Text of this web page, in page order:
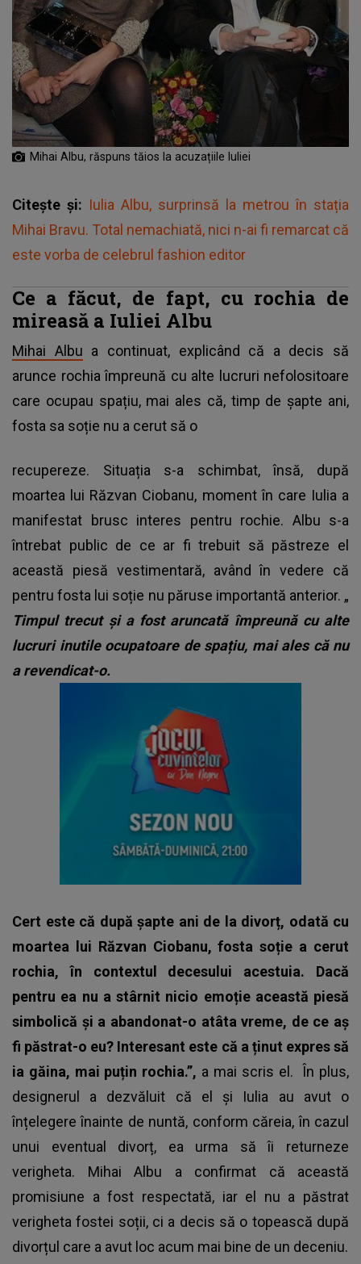
Mihai Albu, răspuns tăios la acuzațiile Iuliei
Citește și: Iulia Albu, surprinsă la metrou în stația
Mihai Bravu. Total nemachiată, nici n-ai fi remarcat că
este vorba de celebrul fashion editor
Ce a făcut, de fapt, cu rochia de
mireasă a Iuliei Albu
Mihai Albu a continuat, explicând că a decis să
arunce rochia împreună cu alte lucruri nefolositoare
care ocupau spațiu, mai ales că, timp de șapte ani,
fosta sa soție nu a cerut să o
recupereze. Situația s-a schimbat, însă, după
moartea lui Răzvan Ciobanu, moment în care Iulia a
manifestat brusc interes pentru rochie. Albu s-a
întrebat public de ce ar fi trebuit să păstreze el
această piesă vestimentară, având în vedere că
pentru fosta lui soție nu păruse importantă anterior. „
Timpul trecut și a fost aruncată împreună cu alte
lucruri inutile ocupatoare de spațiu, mai ales că nu
a revendicat-o.
Cert este că după șapte ani de la divorț, odată cu
moartea lui Răzvan Ciobanu, fosta soție a cerut
rochia, în contextul decesului acestuia. Dacă
pentru ea nu a stârnit nicio emoție această piesă
simbolică și a abandonat-o atâta vreme, de ce aș
fi păstrat-o eu? Interesant este că a ținut expres să
ia găina, mai puțin rochia.”, a mai scris el. În plus,
designerul a dezvăluit că el și Iulia au avut o
înțelegere înainte de nuntă, conform căreia, în cazul
unui eventual divorț, ea urma să îi returneze
verigheta. Mihai Albu a confirmat că această
promisiune a fost respectată, iar el nu a păstrat
verigheta fostei soții, ci a decis să o topească după
divorțul care a avut loc acum mai bine de un deceniu.